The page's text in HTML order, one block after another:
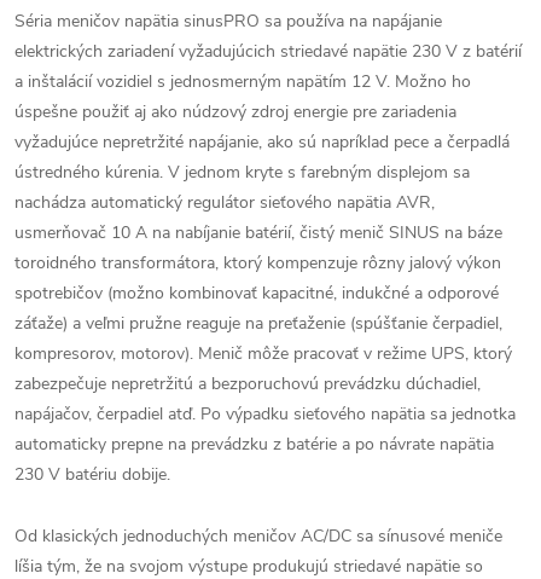
Séria meničov napätia sinusPRO sa používa na napájanie
elektrických zariadení vyžadujúcich striedavé napätie 230 V z batérií
a inštalácií vozidiel s jednosmerným napätím 12 V. Možno ho
úspešne použiť aj ako núdzový zdroj energie pre zariadenia
vyžadujúce nepretržité napájanie, ako sú napríklad pece a čerpadlá
ústredného kúrenia. V jednom kryte s farebným displejom sa
nachádza automatický regulátor sieťového napätia AVR,
usmerňovač 10 A na nabíjanie batérií, čistý menič SINUS na báze
toroidného transformátora, ktorý kompenzuje rôzny jalový výkon
spotrebičov (možno kombinovať kapacitné, indukčné a odporové
záťaže) a veľmi pružne reaguje na preťaženie (spúšťanie čerpadiel,
kompresorov, motorov). Menič môže pracovať v režime UPS, ktorý
zabezpečuje nepretržitú a bezporuchovú prevádzku dúchadiel,
napájačov, čerpadiel atď. Po výpadku sieťového napätia sa jednotka
automaticky prepne na prevádzku z batérie a po návrate napätia
230 V batériu dobije.
Od klasických jednoduchých meničov AC/DC sa sínusové meniče
líšia tým, že na svojom výstupe produkujú striedavé napätie so